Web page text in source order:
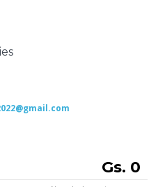
Gs. 0